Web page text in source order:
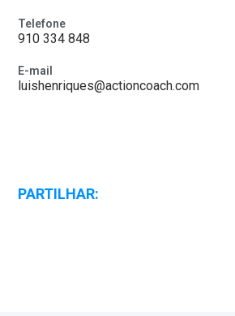
Telefone
910 334 848
E-mail
luishenriques@actioncoach.com
PARTILHAR: